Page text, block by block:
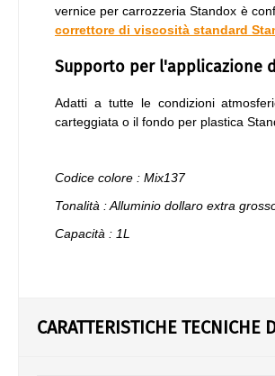
vernice per carrozzeria Standox è
correttore di viscosità standard
Supporto per l'applicazione
Adatti a tutte le condizioni
carteggiata o il fondo per plastica
Codice colore : Mix137
Tonalità : Alluminio dollaro extra
Capacità : 1L
CARATTERISTICHE TECNICHE